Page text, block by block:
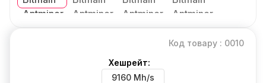
Код товару : 0010
Хешрейт:
9160 Mh/s